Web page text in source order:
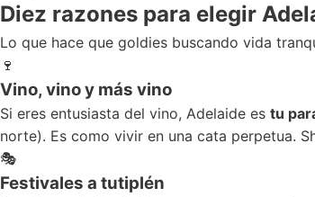
Diez razones para elegir
Lo que hace que goldies buscando vida
🍷
Vino, vino y más vino
Si eres entusiasta del vino, Adelaide es tu
norte). Es como vivir en una cata perpetua.
🎭
Festivales a tutiplén